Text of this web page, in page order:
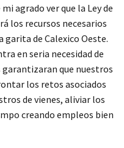
mi agrado ver que la Ley de
los recursos necesarios
de Calexico Oeste.
en seria necesidad de
garantizaran que nuestros
los retos asociados
de vienes, aliviar los
creando empleos bien